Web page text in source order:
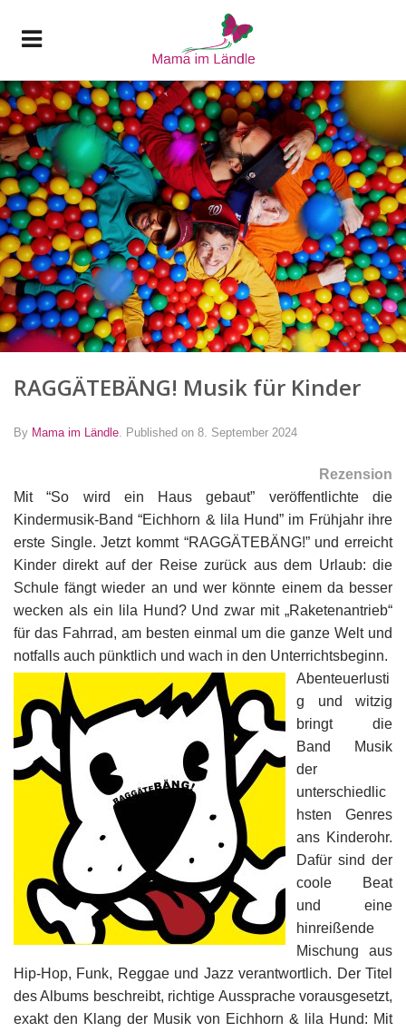
RAGGÄTEBÄNG! Musik für Kinder
By Mama im Ländle Published on 8. September 2024
Rezension
Mit “So wird ein Haus gebaut” veröffentlichte die
Kindermusik-Band “Eichhorn & lila Hund” im Frühjahr ihre
erste Single. Jetzt kommt “RAGGÄTEBÄNG!” und erreicht
Kinder direkt auf der Reise zurück aus dem Urlaub: die
Schule fängt wieder an und wer könnte einem da besser
wecken als ein lila Hund? Und zwar mit „Raketenantrieb“
für das Fahrrad, am besten einmal um die ganze Welt und
notfalls auch pünktlich und wach in den Unterrichtsbeginn.
Abenteuerlusti
g und witzig
bringt die
Band Musik
der
unterschiedlic
hsten Genres
ans Kinderohr.
Dafür sind der
coole Beat
und eine
hinreißende
Mischung aus
Hip-Hop, Funk, Reggae und Jazz verantwortlich. Der Titel
des Albums beschreibt, richtige Aussprache vorausgesetzt,
exakt den Klang der Musik von Eichhorn & lila Hund: Mit